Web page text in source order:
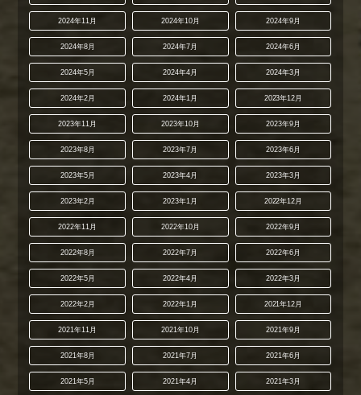
2024年11月 2024年10月 2024年9月
2024年8月 2024年7月 2024年6月
2024年5月 2024年4月 2024年3月
2024年2月 2024年1月 2023年12月
2023年11月 2023年10月 2023年9月
2023年8月 2023年7月 2023年6月
2023年5月 2023年4月 2023年3月
2023年2月 2023年1月 2022年12月
2022年11月 2022年10月 2022年9月
2022年8月 2022年7月 2022年6月
2022年5月 2022年4月 2022年3月
2022年2月 2022年1月 2021年12月
2021年11月 2021年10月 2021年9月
2021年8月 2021年7月 2021年6月
2021年5月 2021年4月 2021年3月